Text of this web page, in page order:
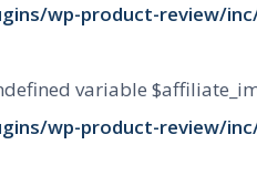
wp-product-review/
variable
wp-product-review/